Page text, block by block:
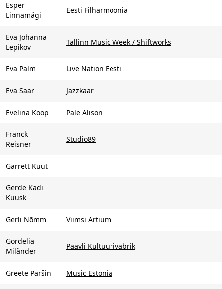
Esper
Linnamägi
Eesti Filharmoonia
Eva Johanna
Lepikov
Tallinn Music Week / Shiftworks
Eva Palm Live Nation Eesti
Eva Saar Jazzkaar
Evelina Koop Pale Alison
Franck
Reisner
Studio89
Garrett Kuut
Gerde Kadi
Kuusk
Gerli Nõmm Viimsi Artium
Gordelia
Miländer
Paavli Kultuurivabrik
Greete Paršin Music Estonia